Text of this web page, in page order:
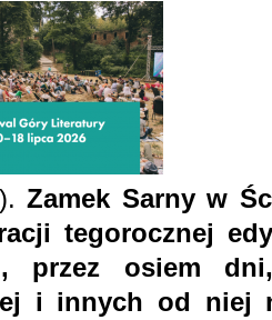
Zamek Sarny w
tegorocznej
przez osiem
i innych od niej